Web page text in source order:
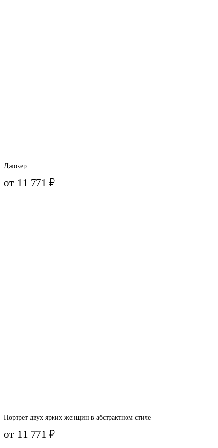
Джокер
от 11 771₽
Портрет двух ярких женщин в абстрактном стиле
от 11 771₽